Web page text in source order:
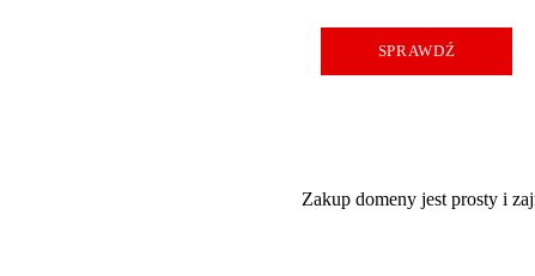
SPRAWDŹ
Zakup domeny jest prosty i